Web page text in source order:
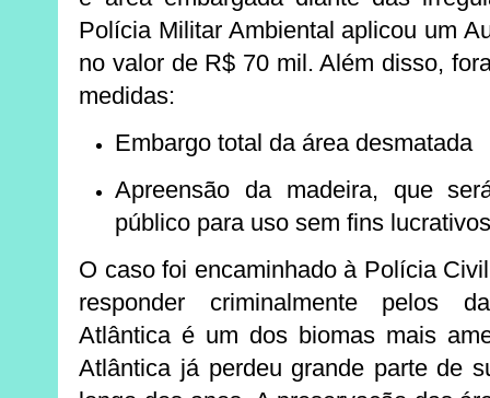
Polícia Militar Ambiental aplicou um
no valor de R$ 70 mil. Além disso,
medidas:
Embargo total da área desmatada
Apreensão da madeira, que
público para uso sem fins lucrativos
O caso foi encaminhado à Polícia Civil
responder criminalmente pelos
Atlântica é um dos biomas mais
Atlântica já perdeu grande parte de